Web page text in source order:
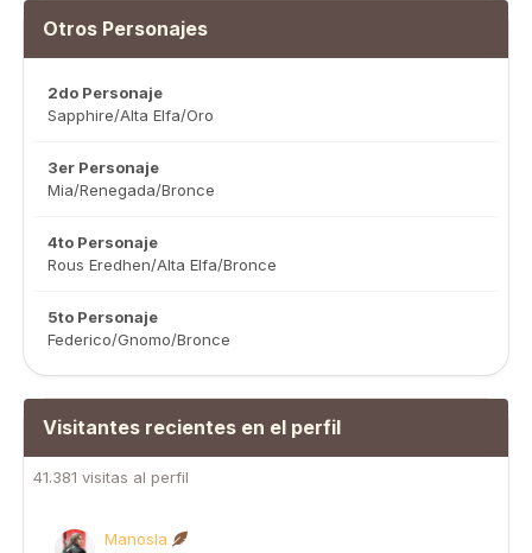
Otros Personajes
2do Personaje
Sapphire/Alta Elfa/Oro
3er Personaje
Mia/Renegada/Bronce
4to Personaje
Rous Eredhen/Alta Elfa/Bronce
5to Personaje
Federico/Gnomo/Bronce
Visitantes recientes en el perfil
41.381 visitas al perfil
Manosla